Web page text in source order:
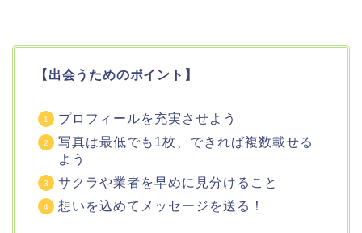
【出会うためのポイント】
プロフィールを充実させよう
写真は最低でも1枚、できれば複数載せる
よう
サクラや業者を早めに見分けること
想いを込めてメッセージを送る！